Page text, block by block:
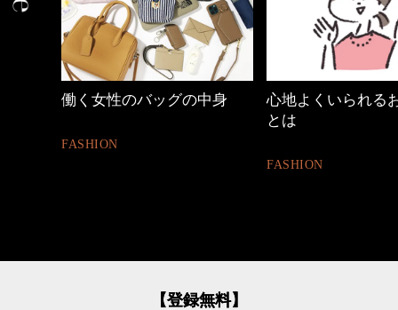
心地よくいられるおしゃれ
【ワーママのきれ
ュアル通勤】
FASHION
【登録無料】